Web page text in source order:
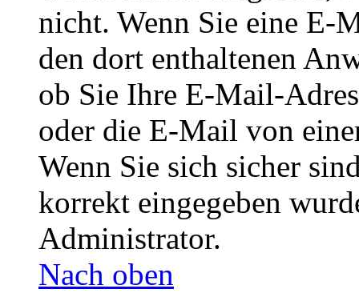
nicht. Wenn Sie eine E-
den dort enthaltenen
ob Sie Ihre E-Mail-
oder die E-Mail von
Wenn Sie sich sicher
korrekt eingegeben
Administrator.
Nach oben